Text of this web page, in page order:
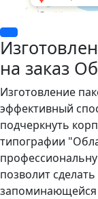
на заказ
Изготовление
эффективный
подчеркнуть
типографии
позволит
запоминающейся